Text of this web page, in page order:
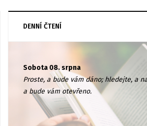
DENNÍ ČTENÍ
Sobota 08. srpna
Proste, a bude vám dáno; hledejte, a
a bude vám otevřeno.